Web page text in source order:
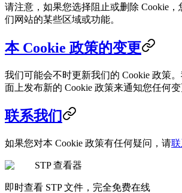
请注意，如果您选择阻止或删除 Cookie
们网站的某些区域或功能。
本 Cookie 政策的变更
我们可能会不时更新我们的 Cookie 政策
面上发布新的 Cookie 政策来通知您任何变
联系我们
如果您对本 Cookie 政策有任何疑问，请
STP 查看器
即时查看 STP 文件，完全免费在线